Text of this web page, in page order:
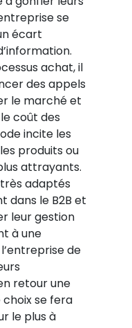
se
écart
achat, il
des appels
le marché et
coût des
incite les
produits ou
attrayants.
adaptés
dans le B2B et
leur gestion
à une
de
retour une
se fera
le plus à